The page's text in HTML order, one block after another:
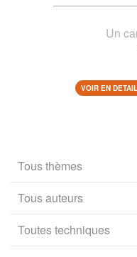
Un
VOIR EN